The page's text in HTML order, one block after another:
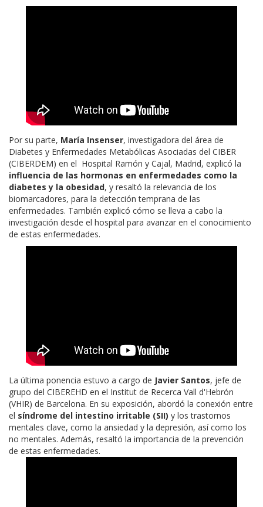
Por su parte, María Insenser, investigadora del área de
Diabetes y Enfermedades Metabólicas Asociadas del CIBER
(CIBERDEM) en el Hospital Ramón y Cajal, Madrid, explicó la
influencia de las hormonas en enfermedades como la
diabetes y la obesidad, y resaltó la relevancia de los
biomarcadores, para la detección temprana de las
enfermedades. También explicó cómo se lleva a cabo la
investigación desde el hospital para avanzar en el conocimiento
de estas enfermedades.
La última ponencia estuvo a cargo de Javier Santos, jefe de
grupo del CIBEREHD en el Institut de Recerca Vall d'Hebrón
(VHIR) de Barcelona. En su exposición, abordó la conexión entre
el síndrome del intestino irritable (SII) y los trastornos
mentales clave, como la ansiedad y la depresión, así como los
no mentales. Además, resaltó la importancia de la prevención
de estas enfermedades.